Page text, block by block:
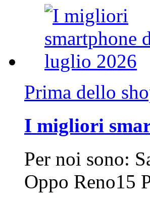
Prima dello
I migliori
Per noi sono:
Oppo Reno15